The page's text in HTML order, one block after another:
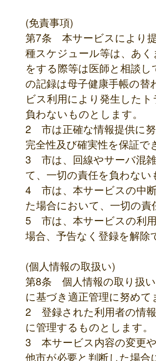
(免責事項)
第7条 本サービスにより
種スケジュール等は、あ
をする際等は医師と相談
の記録は母子健康手帳の
ビス利用により発生した
負わないものとします。
2 市は正確な情報提供に努
完全性及び確実性を保証で
3 市は、回線やサーバ混
て、一切の責任を負わない
4 市は、本サービスの中
た場合において、一切の責
5 市は、本サービスの利
場合、予告なく登録を解除
(個人情報の取扱い)
第8条 個人情報の取り扱い
に基づき適正管理に努めて
2 登録された利用者の情
に管理するものとします。
3 本サービス内容の変更
他市が必要と判断した場